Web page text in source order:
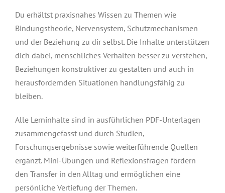
Du erhältst praxisnahes Wissen zu Themen wie
Bindungstheorie, Nervensystem, Schutzmechanismen
und der Beziehung zu dir selbst. Die Inhalte unterstützen
dich dabei, menschliches Verhalten besser zu verstehen,
Beziehungen konstruktiver zu gestalten und auch in
herausfordernden Situationen handlungsfähig zu
bleiben.
Alle Lerninhalte sind in ausführlichen PDF-Unterlagen
zusammengefasst und durch Studien,
Forschungsergebnisse sowie weiterführende Quellen
ergänzt. Mini-Übungen und Reflexionsfragen fördern
den Transfer in den Alltag und ermöglichen eine
persönliche Vertiefung der Themen.